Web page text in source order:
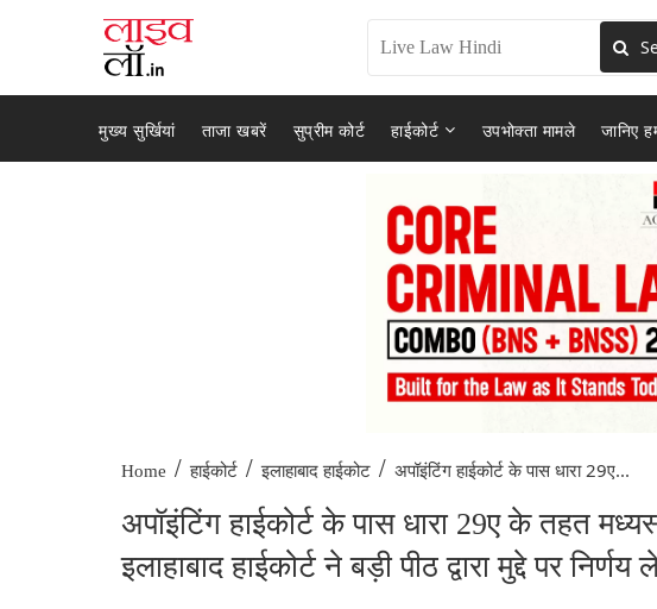
मुख्य सुर्खियां ताजा खबरें सुप्रीम कोर्ट हाईकोर्ट उपभोक्ता मामले जानिए
Home / हाईकोर्ट / इलाहाबाद हाईकोट / अपॉइंटिंग हाईकोर्ट के पास धारा 29ए...
अपॉइंटिंग हाईकोर्ट के पास धारा 29ए के तहत
इलाहाबाद हाईकोर्ट ने बड़ी पीठ द्वारा मुद्दे पर